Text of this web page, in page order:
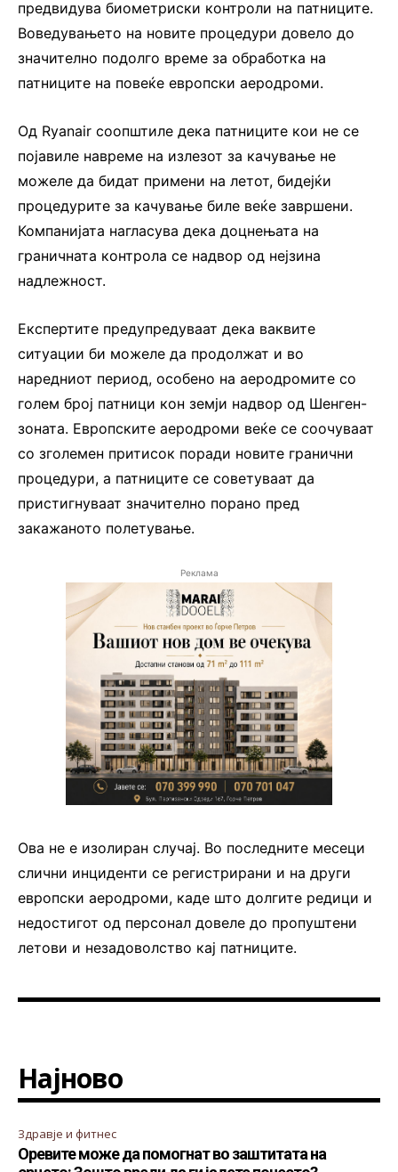
предвидува биометриски контроли на патниците.
Воведувањето на новите процедури довело до
значително подолго време за обработка на
патниците на повеќе европски аеродроми.
Од Ryanair соопштиле дека патниците кои не се
појавиле навреме на излезот за качување не
можеле да бидат примени на летот, бидејќи
процедурите за качување биле веќе завршени.
Компанијата нагласува дека доцнењата на
граничната контрола се надвор од нејзина
надлежност.
Експертите предупредуваат дека ваквите
ситуации би можеле да продолжат и во
наредниот период, особено на аеродромите со
голем број патници кон земји надвор од Шенген-
зоната. Европските аеродроми веќе се соочуваат
со зголемен притисок поради новите гранични
процедури, а патниците се советуваат да
пристигнуваат значително порано пред
закажаното полетување.
Реклама
Ова не е изолиран случај. Во последните месеци
слични инциденти се регистрирани и на други
европски аеродроми, каде што долгите редици и
недостигот од персонал довеле до пропуштени
летови и незадоволство кај патниците.
Најново
Здравје и фитнес
Оревите може да помогнат во заштитата на